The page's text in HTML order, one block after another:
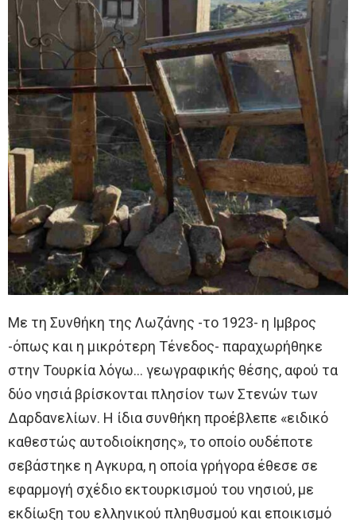
Με τη Συνθήκη της Λωζάνης -το 1923- η Ιμβρος
-όπως και η μικρότερη Τένεδος- παραχωρήθηκε
στην Τουρκία λόγω… γεωγραφικής θέσης, αφού τα
δύο νησιά βρίσκονται πλησίον των Στενών των
Δαρδανελίων. Η ίδια συνθήκη προέβλεπε «ειδικό
καθεστώς αυτοδιοίκησης», το οποίο ουδέποτε
σεβάστηκε η Αγκυρα, η οποία γρήγορα έθεσε σε
εφαρμογή σχέδιο εκτουρκισμού του νησιού, με
εκδίωξη του ελληνικού πληθυσμού και εποικισμό